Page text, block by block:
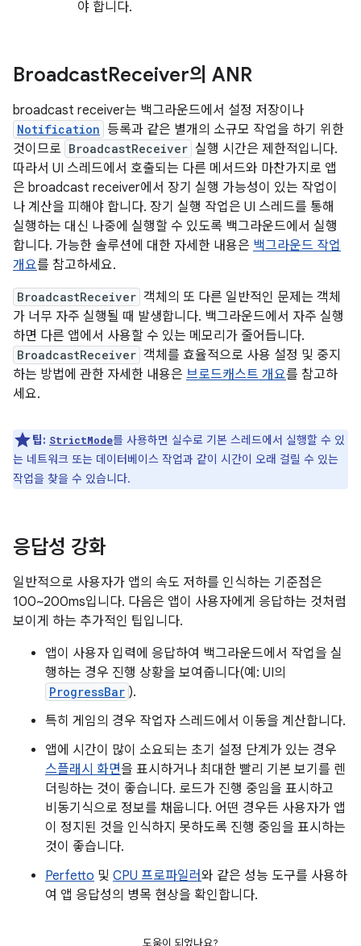
야 합니다.
BroadcastReceiver의 ANR
broadcast receiver는 백그라운드에서 설정 저장이나
Notification 등록과 같은 별개의 소규모 작업을 하기 위한
것이므로 BroadcastReceiver 실행 시간은 제한적입니다.
따라서 UI 스레드에서 호출되는 다른 메서드와 마찬가지로 앱
은 broadcast receiver에서 장기 실행 가능성이 있는 작업이
나 계산을 피해야 합니다. 장기 실행 작업은 UI 스레드를 통해
실행하는 대신 나중에 실행할 수 있도록 백그라운드에서 실행
합니다. 가능한 솔루션에 대한 자세한 내용은 백그라운드 작업
개요를 참고하세요.
BroadcastReceiver 객체의 또 다른 일반적인 문제는 객체
가 너무 자주 실행될 때 발생합니다. 백그라운드에서 자주 실행
하면 다른 앱에서 사용할 수 있는 메모리가 줄어듭니다.
BroadcastReceiver 객체를 효율적으로 사용 설정 및 중지
하는 방법에 관한 자세한 내용은 브로드캐스트 개요를 참고하
세요.
팁: StrictMode를 사용하면 실수로 기본 스레드에서 실행할 수 있
는 네트워크 또는 데이터베이스 작업과 같이 시간이 오래 걸릴 수 있는
작업을 찾을 수 있습니다.
응답성 강화
일반적으로 사용자가 앱의 속도 저하를 인식하는 기준점은
100~200ms입니다. 다음은 앱이 사용자에게 응답하는 것처럼
보이게 하는 추가적인 팁입니다.
앱이 사용자 입력에 응답하여 백그라운드에서 작업을 실
행하는 경우 진행 상황을 보여줍니다(예: UI의
ProgressBar ).
특히 게임의 경우 작업자 스레드에서 이동을 계산합니다.
앱에 시간이 많이 소요되는 초기 설정 단계가 있는 경우
스플래시 화면을 표시하거나 최대한 빨리 기본 보기를 렌
더링하는 것이 좋습니다. 로드가 진행 중임을 표시하고
비동기식으로 정보를 채웁니다. 어떤 경우든 사용자가 앱
이 정지된 것을 인식하지 못하도록 진행 중임을 표시하는
것이 좋습니다.
Perfetto 및 CPU 프로파일러 와 같은 성능 도구를 사용하
여 앱 응답성의 병목 현상을 확인합니다.
도움이 되었나요?